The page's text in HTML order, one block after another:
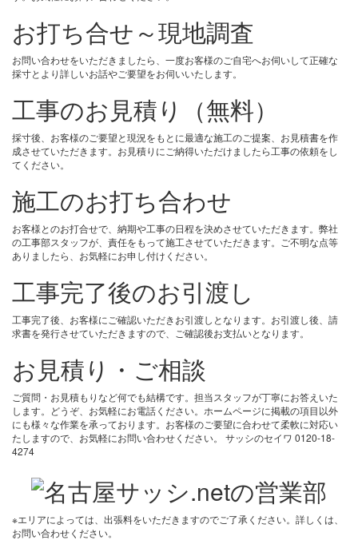
お打ち合せ～現地調査
お問い合わせをいただきましたら、一度お客様のご自宅へお伺いして正確な
採寸とより詳しいお話やご要望をお伺いいたします。
工事のお見積り（無料）
採寸後、お客様のご要望と現況をもとに最適な施工のご提案、お見積書を作
成させていただきます。お見積りにご納得いただけましたら工事の依頼をし
てください。
施工のお打ち合わせ
お客様とのお打合せで、納期や工事の日程を決めさせていただきます。弊社
の工事部スタッフが、責任をもって施工させていただきます。ご不明な点等
ありましたら、お気軽にお申し付けください。
工事完了後のお引渡し
工事完了後、お客様にご確認いただきお引渡しとなります。お引渡し後、請
求書を発行させていただきますので、ご確認後お支払いとなります。
お見積り・ご相談
ご質問・お見積もりなど何でも結構です。担当スタッフが丁寧にお答えいた
します。どうぞ、お気軽にお電話ください。ホームページに掲載の項目以外
にも様々な作業を承っております。お客様のご要望に合わせて柔軟に対応い
たしますので、お気軽にお問い合わせください。 サッシのセイワ 0120-18-
4274
※エリアによっては、出張料をいただきますのでご了承ください。詳しくは、
お問い合わせください。